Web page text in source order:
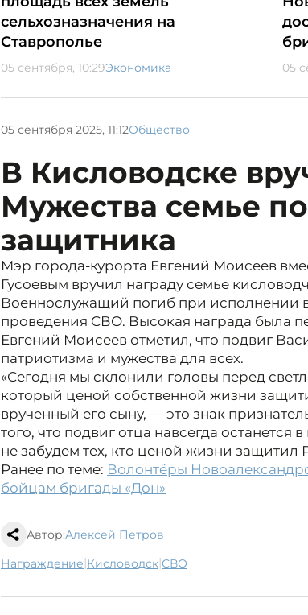
сельхозназначения на
Ставрополье
05 сентября, 10:29Экономика 05
05 сентября 2025, 11:12Общество
В Кисловодске
Мужества семье
защитника
Мэр города-курорта Евгений Моисеев
Гусоевым вручил награду семье
Военнослужащий погиб при исполнении
проведения СВО. Высокая награда была
Евгений Моисеев отметил, что подвиг
патриотизма и мужества для всех.
«Сегодня мы склонили головы перед
который ценой собственной жизни
врученный его сыну, — это знак
того, что подвиг отца навсегда
не забудем тех, кто ценой жизни защитил
Ранее по теме: Волонтёры
бойцам бригады «Дон»
Автор:Алексей Петров
награждение| Кисловодск| СВО